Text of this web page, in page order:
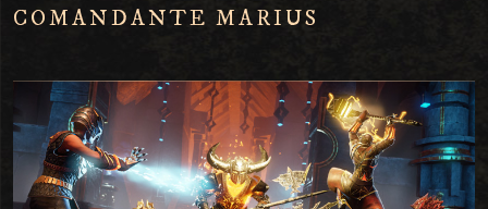
COMANDANTE MARIUS